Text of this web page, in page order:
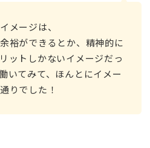
メージは、
裕ができるとか、精神的に
ットしかないイメージだっ
いてみて、ほんとにイメー
りでした！